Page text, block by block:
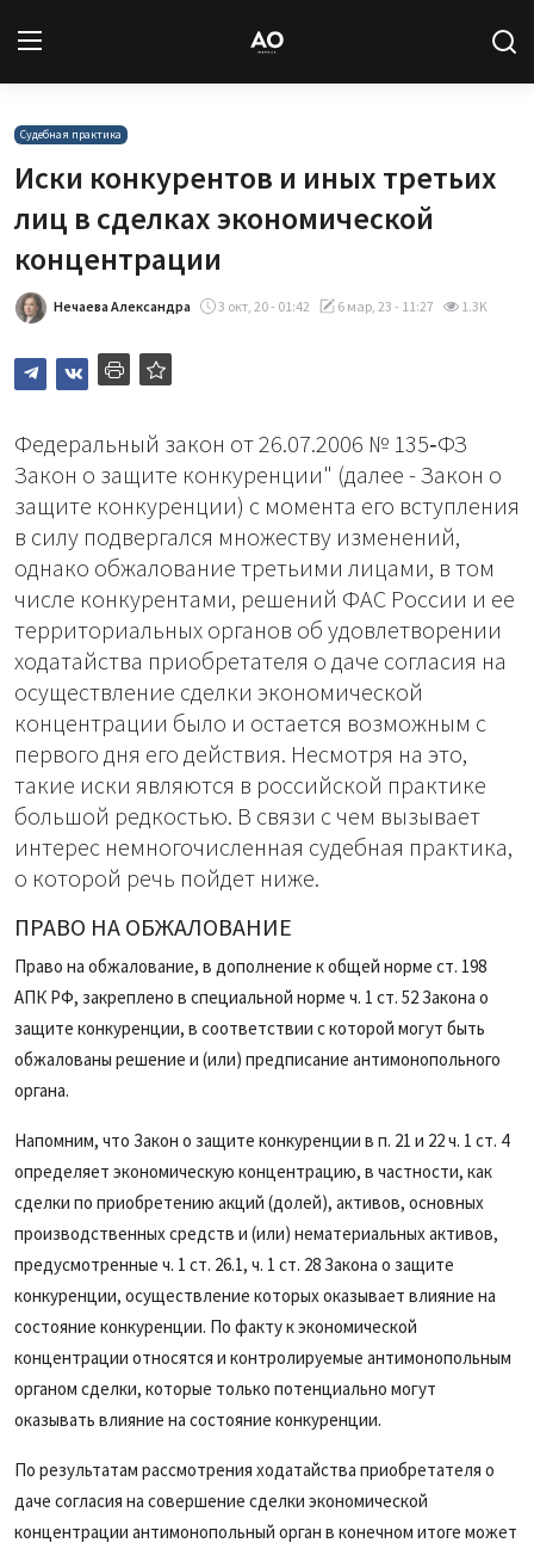
Вход
Статьи
Авторы
Архив
База знаний
Судебная практика
Иски конкурентов и иных третьих
лиц в сделках экономической
концентрации
Нечаева Александра 3 окт, 20 - 01:42 6 мар, 23 - 11:27 1.3K
Федеральный закон от 26.07.2006 № 135‑ФЗ
Закон о защите конкуренции" (далее - Закон о
защите конкуренции) с момента его вступления
в силу подвергался множеству изменений,
однако обжалование третьими лицами, в том
числе конкурентами, решений ФАС России и ее
территориальных органов об удовлетворении
ходатайства приобретателя о даче согласия на
осуществление сделки экономической
концентрации было и остается возможным с
первого дня его действия. Несмотря на это,
такие иски являются в российской практике
большой редкостью. В связи с чем вызывает
интерес немногочисленная судебная практика,
о которой речь пойдет ниже.
ПРАВО НА ОБЖАЛОВАНИЕ
Право на обжалование, в дополнение к общей норме ст. 198
АПК РФ, закреплено в специальной норме ч. 1 ст. 52 Закона о
защите конкуренции, в соответствии с которой могут быть
обжалованы решение и (или) предписание антимонопольного
органа.
Напомним, что Закон о защите конкуренции в п. 21 и 22 ч. 1 ст. 4
определяет экономическую концентрацию, в частности, как
сделки по приобретению акций (долей), активов, основных
производственных средств и (или) нематериальных активов,
предусмотренные ч. 1 ст. 26.1, ч. 1 ст. 28 Закона о защите
конкуренции, осуществление которых оказывает влияние на
состояние конкуренции. По факту к экономической
концентрации относятся и контролируемые антимонопольным
органом сделки, которые только потенциально могут
оказывать влияние на состояние конкуренции.
По результатам рассмотрения ходатайства приобретателя о
даче согласия на совершение сделки экономической
концентрации антимонопольный орган в конечном итоге может